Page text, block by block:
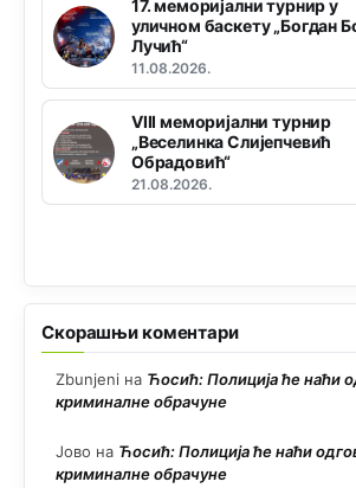
17. меморијални турнир у
уличном баскету „Богдан
Лучић“
11.08.2026.
VIII меморијални турнир
„Веселинка Слијепчевић
Обрадовић“
21.08.2026.
Скорашњи коментари
Zbunjeni на Ћосић: Полиција ће наћи
криминалне обрачуне
Јово на Ћосић: Полиција ће наћи
криминалне обрачуне